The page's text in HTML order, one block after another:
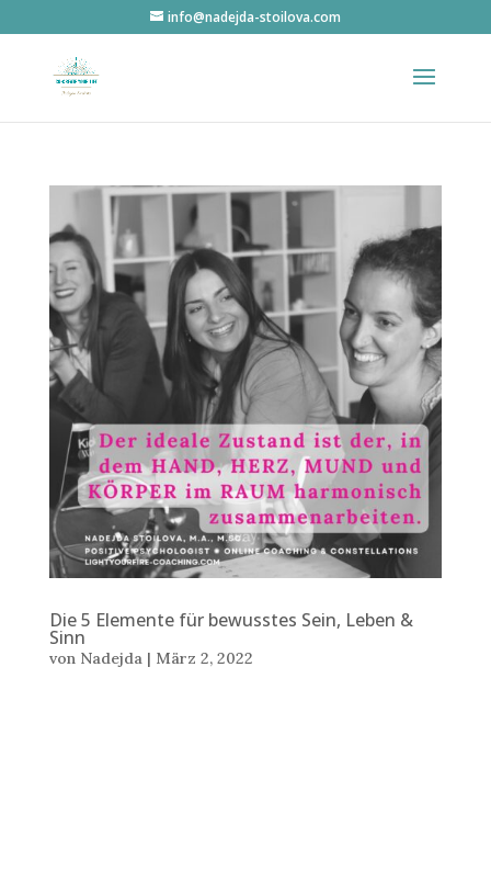
info@nadejda-stoilova.com
Die 5 Elemente für bewusstes Sein, Leben &
Sinn
von Nadejda| März 2, 2022